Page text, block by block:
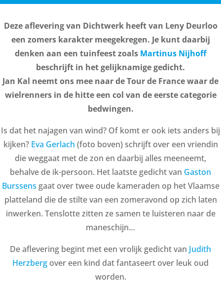
Deze aflevering van Dichtwerk heeft van Leny Deurloo
een zomers karakter meegekregen. Je kunt daarbij
denken aan een tuinfeest zoals Martinus Nijhoff
beschrijft in het gelijknamige gedicht.
Jan Kal neemt ons mee naar de Tour de France waar de
wielrenners in de hitte een col van de eerste categorie
bedwingen.
Is dat het najagen van wind? Of komt er ook iets anders bij
kijken? Eva Gerlach (foto boven) schrijft over een vriendin
die weggaat met de zon en daarbij alles meeneemt,
behalve de ik-persoon. Het laatste gedicht van Gaston
Burssens gaat over twee oude kameraden op het Vlaamse
platteland die de stilte van een zomeravond op zich laten
inwerken. Tenslotte zitten ze samen te luisteren naar de
maneschijn…
De aflevering begint met een vrolijk gedicht van Judith
Herzberg over een kind dat fantaseert over leuk oud
worden.